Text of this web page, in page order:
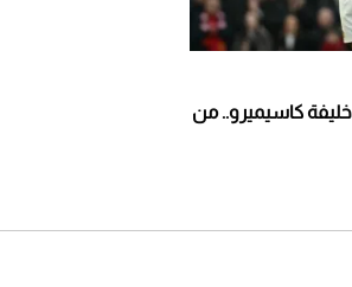
خليفة كاسيميرو.. من